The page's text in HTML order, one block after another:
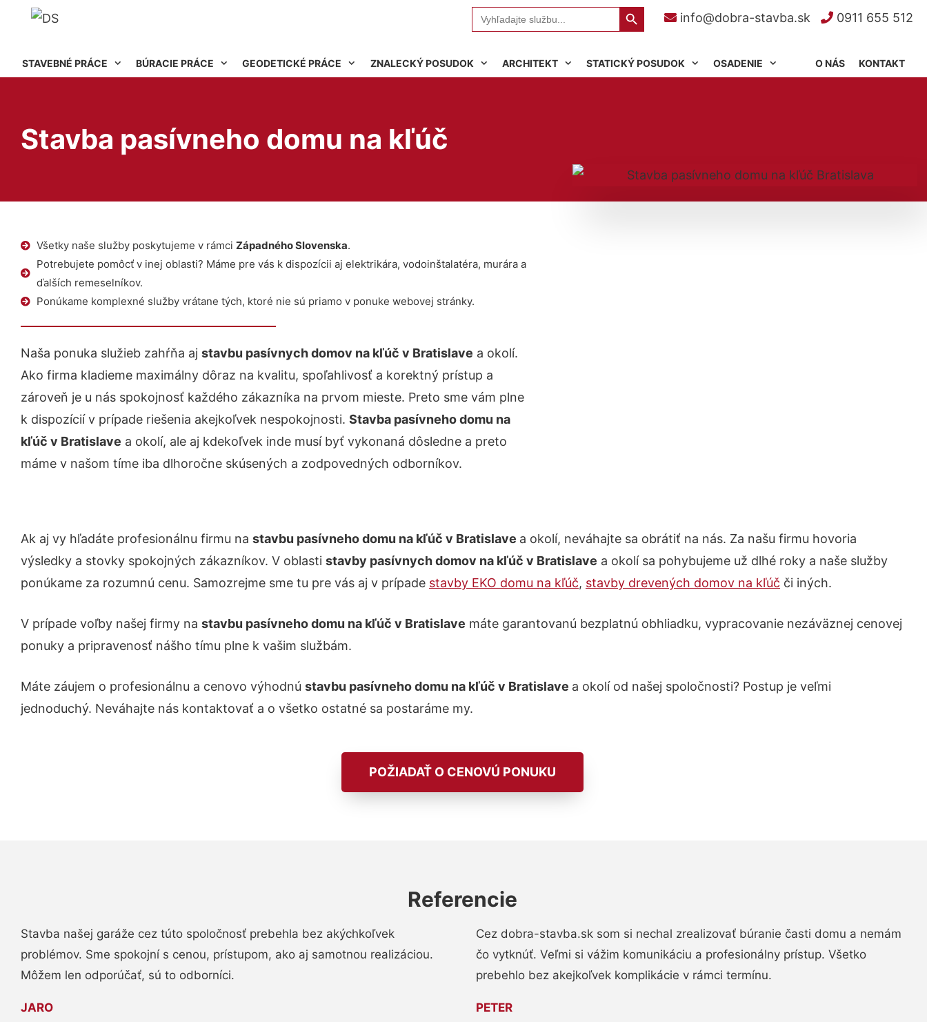
info@dobra-stavba.sk 0911 655 512
Search
for:
Search Button
STAVEBNÉ PRÁCE BÚRACIE PRÁCE GEODETICKÉ PRÁCE ZNALECKÝ POSUDOK ARCHITEKT STATICKÝ POSUDOK OSADENIE KONTAKT
O NÁS
Stavba pasívneho domu na kľúč
Všetky naše služby poskytujeme v rámci Západného Slovenska.
Potrebujete pomôcť v inej oblasti? Máme pre vás k dispozícii aj elektrikára, vodoinštalatéra, murára a
ďalších remeselníkov.
Ponúkame komplexné služby vrátane tých, ktoré nie sú priamo v ponuke webovej stránky.
Naša ponuka služieb zahŕňa aj stavbu pasívnych domov na kľúč v Bratislave a okolí.
Ako firma kladieme maximálny dôraz na kvalitu, spoľahlivosť a korektný prístup a
zároveň je u nás spokojnosť každého zákazníka na prvom mieste. Preto sme vám plne
k dispozícií v prípade riešenia akejkoľvek nespokojnosti. Stavba pasívneho domu na
kľúč v Bratislave a okolí, ale aj kdekoľvek inde musí byť vykonaná dôsledne a preto
máme v našom tíme iba dlhoročne skúsených a zodpovedných odborníkov.
Ak aj vy hľadáte profesionálnu firmu na stavbu pasívneho domu na kľúč v Bratislave a okolí, neváhajte sa obrátiť na nás. Za našu firmu hovoria
výsledky a stovky spokojných zákazníkov. V oblasti stavby pasívnych domov na kľúč v Bratislave a okolí sa pohybujeme už dlhé roky a naše služby
ponúkame za rozumnú cenu. Samozrejme sme tu pre vás aj v prípade stavby EKO domu na kľúč, stavby drevených domov na kľúč či iných.
V prípade voľby našej firmy na stavbu pasívneho domu na kľúč v Bratislave máte garantovanú bezplatnú obhliadku, vypracovanie nezáväznej cenovej
ponuky a pripravenosť nášho tímu plne k vašim službám.
Máte záujem o profesionálnu a cenovo výhodnú stavbu pasívneho domu na kľúč v Bratislave a okolí od našej spoločnosti? Postup je veľmi
jednoduchý. Neváhajte nás kontaktovať a o všetko ostatné sa postaráme my.
POŽIADAŤ O CENOVÚ PONUKU
Referencie
Stavba našej garáže cez túto spoločnosť prebehla bez akýchkoľvek
problémov. Sme spokojní s cenou, prístupom, ako aj samotnou realizáciou.
Môžem len odporúčať, sú to odborníci.
JARO
Cez dobra-stavba.sk som si nechal zrealizovať búranie časti domu a nemám
čo vytknúť. Veľmi si vážim komunikáciu a profesionálny prístup. Všetko
prebehlo bez akejkoľvek komplikácie v rámci termínu.
PETER